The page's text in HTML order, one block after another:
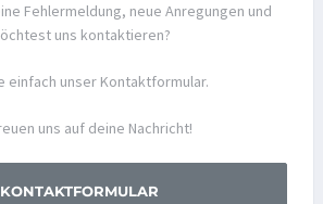
Fehlermeldung, neue Anregungen und
uns kontaktieren?
einfach unser Kontaktformular.
uns auf deine Nachricht!
KONTAKTFORMULAR